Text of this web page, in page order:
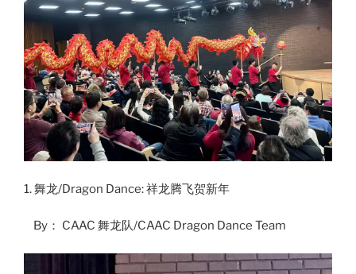
1. 舞龙/Dragon Dance: 祥龙腾飞贺新年
By： CAAC 舞龙队/CAAC Dragon Dance Team